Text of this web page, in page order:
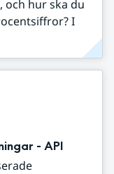
och hur ska du
I
- API